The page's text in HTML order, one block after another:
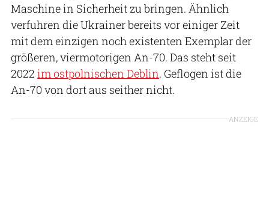
Maschine in Sicherheit zu bringen. Ähnlich
verfuhren die Ukrainer bereits vor einiger Zeit
mit dem einzigen noch existenten Exemplar der
größeren, viermotorigen An-70. Das steht seit
2022 im ostpolnischen Deblin. Geflogen ist die
An-70 von dort aus seither nicht.
ANZEIGE